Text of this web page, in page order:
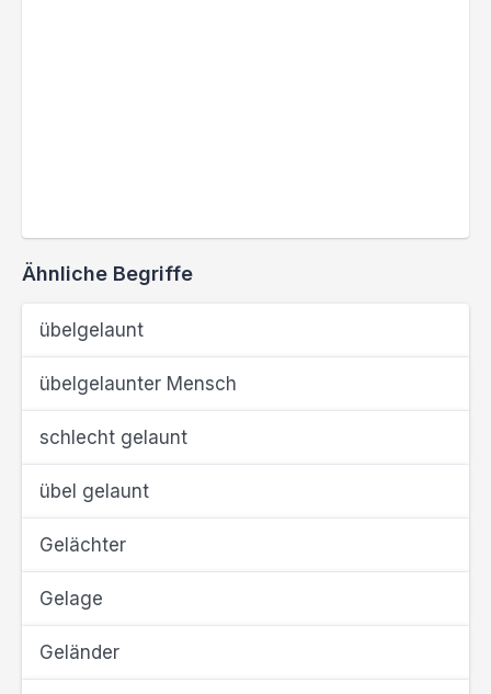
Ähnliche Begriffe
übelgelaunt
übelgelaunter Mensch
schlecht gelaunt
übel gelaunt
Gelächter
Gelage
Geländer